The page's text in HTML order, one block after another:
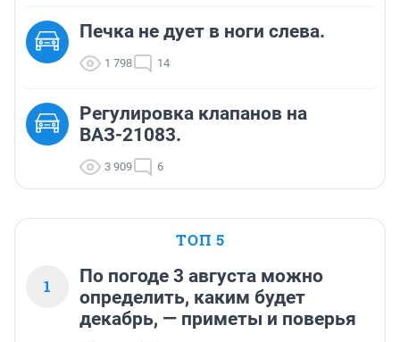
Печка не дует в ноги слева.
1 798 14
Регулировка клапанов на
ВАЗ-21083.
3 909 6
ТОП 5
1
По погоде 3 августа можно
определить, каким будет
декабрь, — приметы и поверья